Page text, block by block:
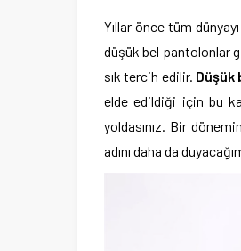
Yıllar önce tüm
düşük bel pantolonlar
sık tercih edilir. Düşük
elde edildiği için bu
yoldasınız. Bir
adını daha da